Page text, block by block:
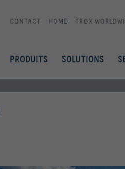
CONTACT HOME TROX
PRODUITS SOLUTIONS